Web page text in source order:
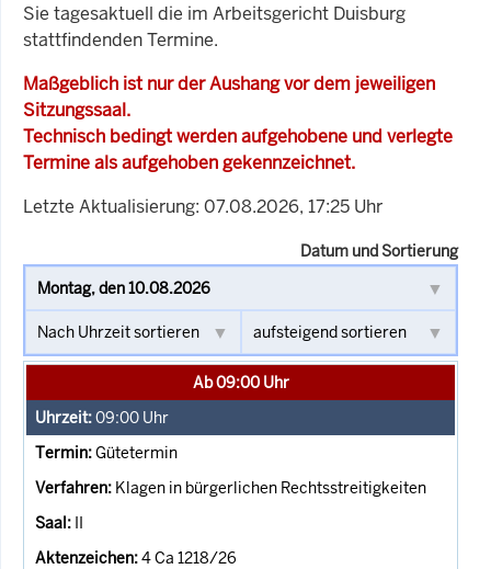
Sie tagesaktuell die im Arbeitsgericht Duisburg
stattfindenden Termine.
Maßgeblich ist nur der Aushang vor dem jeweiligen
Sitzungssaal.
Technisch bedingt werden aufgehobene und verlegte
Termine als aufgehoben gekennzeichnet.
Letzte Aktualisierung: 07.08.2026, 17:25 Uhr
Datum und Sortierung
Ab 09:00 Uhr
09:00 Uhr
Gütetermin
Klagen in bürgerlichen Rechtsstreitigkeiten
II
4 Ca 1218/26